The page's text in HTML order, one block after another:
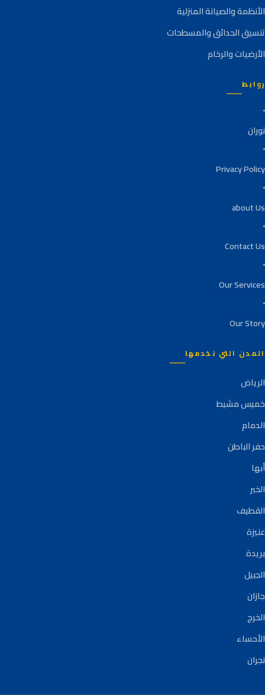
الأنظمة والصيانة المنزلية
تنسيق الحدائق والمسطحات
الأرضيات والرخام
روابط
نوران
Privacy Policy
about Us
Contact Us
Our Services
Our Story
المدن التي نخدمها
الرياض
خميس مشيط
الدمام
حفر الباطن
أبها
الخبر
القطيف
عنيزة
بريدة
الجبيل
جازان
الخرج
الأحساء
نجران